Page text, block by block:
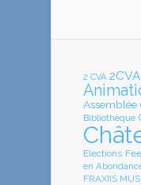
2 CVA 2CVA
Assemblée
Bibliothèque
Elections
en
FRAXIIS